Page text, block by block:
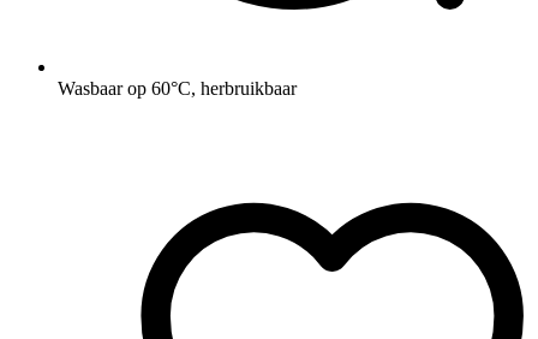
Wasbaar op 60°C, herbruikbaar